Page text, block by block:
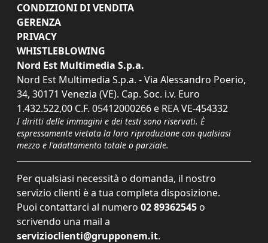
CONDIZIONI DI VENDITA
GERENZA
PRIVACY
WHISTLEBLOWING
Nord Est Multimedia S.p.a.
Nord Est Multimedia S.p.a. - Via Alessandro Poerio,
34, 30171 Venezia (VE). Cap. Soc. i.v. Euro
1.432.522,00 C.F. 05412000266 e REA VE-454332
I diritti delle immagini e dei testi sono riservati. È
espressamente vietata la loro riproduzione con qualsiasi
mezzo e l'adattamento totale o parziale.
Per qualsiasi necessità o domanda, il nostro
servizio clienti è a tua completa disposizione.
Puoi contattarci al numero 02 89362545 o
scrivendo una mail a
servizioclienti@grupponem.it.